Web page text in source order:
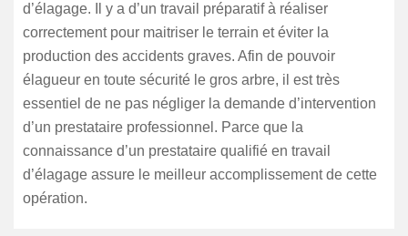
d’élagage. Il y a d’un travail préparatif à réaliser
correctement pour maitriser le terrain et éviter la
production des accidents graves. Afin de pouvoir
élagueur en toute sécurité le gros arbre, il est très
essentiel de ne pas négliger la demande d’intervention
d’un prestataire professionnel. Parce que la
connaissance d’un prestataire qualifié en travail
d’élagage assure le meilleur accomplissement de cette
opération.